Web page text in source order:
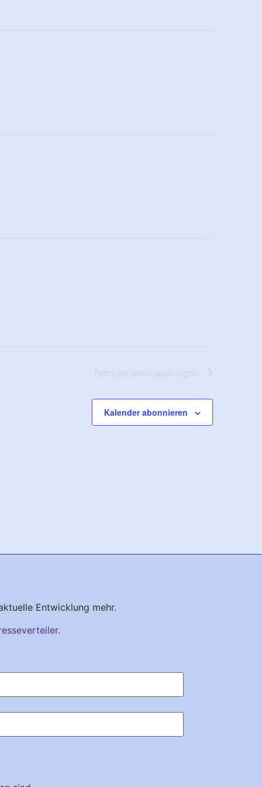
Nächste Veranstaltungen
Kalender abonnieren
Entwicklung mehr.
.